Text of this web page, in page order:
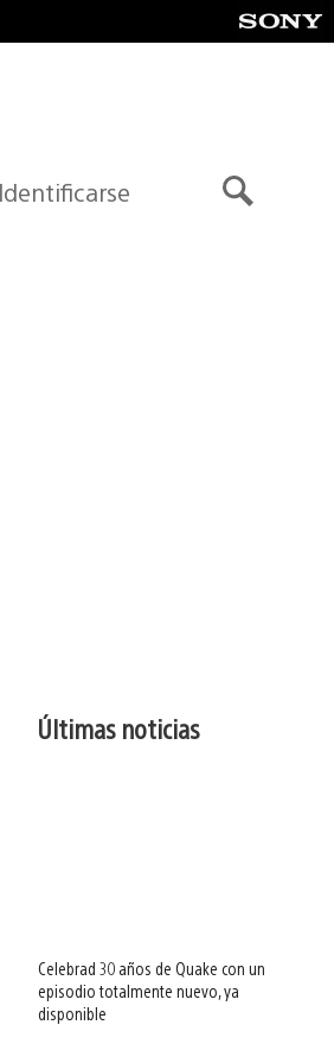
Identificarse
Últimas noticias
Celebrad 30 años de Quake con un
episodio totalmente nuevo, ya
disponible